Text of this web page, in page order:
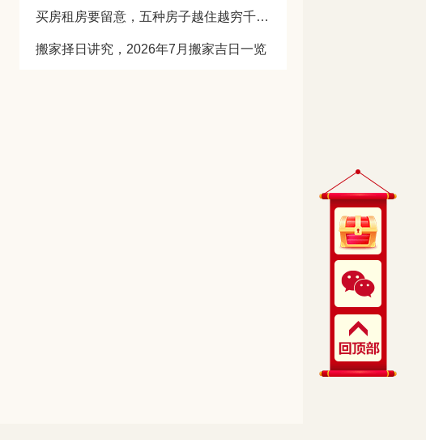
买房租房要留意，五种房子越住越穷千万别选
搬家择日讲究，2026年7月搬家吉日一览